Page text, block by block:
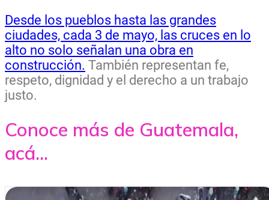
Desde los pueblos hasta las grandes
ciudades, cada 3 de mayo, las cruces en lo
alto no solo señalan una obra en
construcción. También representan fe,
respeto, dignidad y el derecho a un trabajo
justo.
Conoce más de Guatemala,
acá...